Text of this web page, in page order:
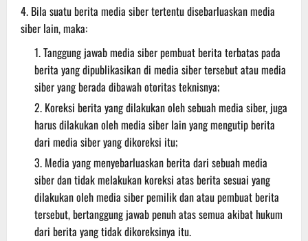
Bila suatu berita media siber tertentu disebarluaskan media
siber lain, maka:
Tanggung jawab media siber pembuat berita terbatas pada
berita yang dipublikasikan di media siber tersebut atau media
siber yang berada dibawah otoritas teknisnya;
Koreksi berita yang dilakukan oleh sebuah media siber, juga
harus dilakukan oleh media siber lain yang mengutip berita
dari media siber yang dikoreksi itu;
Media yang menyebarluaskan berita dari sebuah media
siber dan tidak melakukan koreksi atas berita sesuai yang
dilakukan oleh media siber pemilik dan atau pembuat berita
tersebut, bertanggung jawab penuh atas semua akibat hukum
dari berita yang tidak dikoreksinya itu.